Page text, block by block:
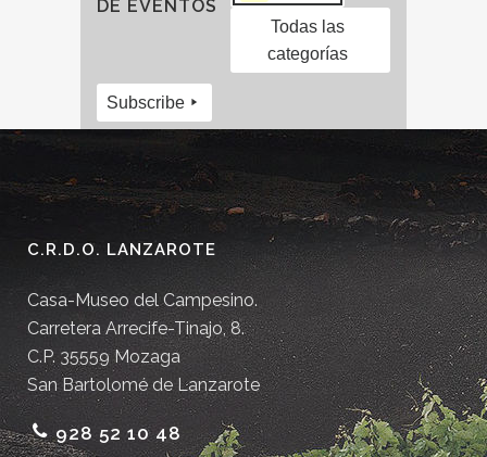
DE EVENTOS
Todas las
categorías
Subscribe
C.R.D.O. LANZAROTE
Casa-Museo del Campesino.
Carretera Arrecife-Tinajo, 8.
C.P. 35559 Mozaga
San Bartolomé de Lanzarote
928 52 10 48